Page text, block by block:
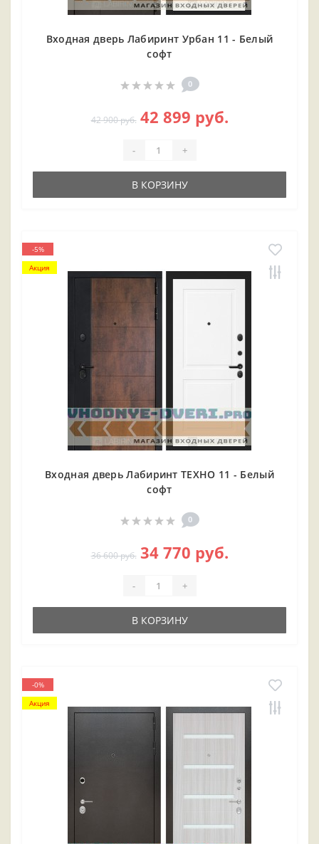
Входная дверь Лабиринт Урбан 11 - Белый
софт
0
42 900 руб. 42 899 руб.
- +
В КОРЗИНУ
-5%
Акция
Входная дверь Лабиринт ТЕХНО 11 - Белый
софт
0
36 600 руб. 34 770 руб.
- +
В КОРЗИНУ
-0%
Акция